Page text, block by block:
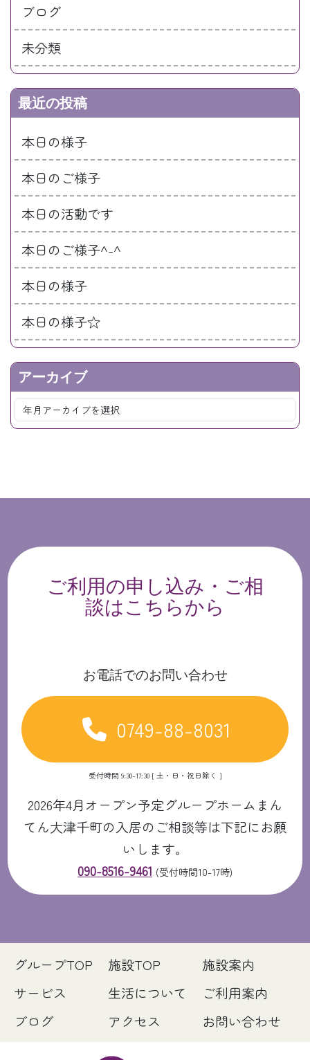
ブログ
未分類
最近の投稿
本日の様子
本日のご様子
本日の活動です
本日のご様子^-^
本日の様子
本日の様子☆
アーカイブ
ご利用の申し込み・ご相
談はこちらから
お電話でのお問い合わせ
0749-88-8031
受付時間 9:30-17:30 [ 土・日・祝日除く ]
2026年4月オープン予定グループホームまん
てん大津千町の入居のご相談等は下記にお願
いします。
090-8516-9461 (受付時間10-17時)
グループTOP 施設TOP
施設案内
サービス
生活について
ご利用案内
ブログ
アクセス お問い合わせ